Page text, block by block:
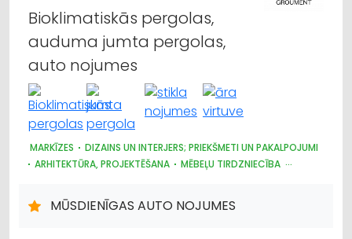
Bioklimatiskās pergolas,
auduma jumta pergolas,
auto nojumes
MARKĪZES
DIZAINS UN INTERJERS; PRIEKŠMETI UN PAKALPOJUMI
ARHITEKTŪRA, PROJEKTĒŠANA
MĒBEĻU TIRDZNIECĪBA
BŪVMATERIĀLU, BŪVKONSTRUKCIJU TIRDZNIECĪBA
MŪSDIENĪGAS AUTO NOJUMES